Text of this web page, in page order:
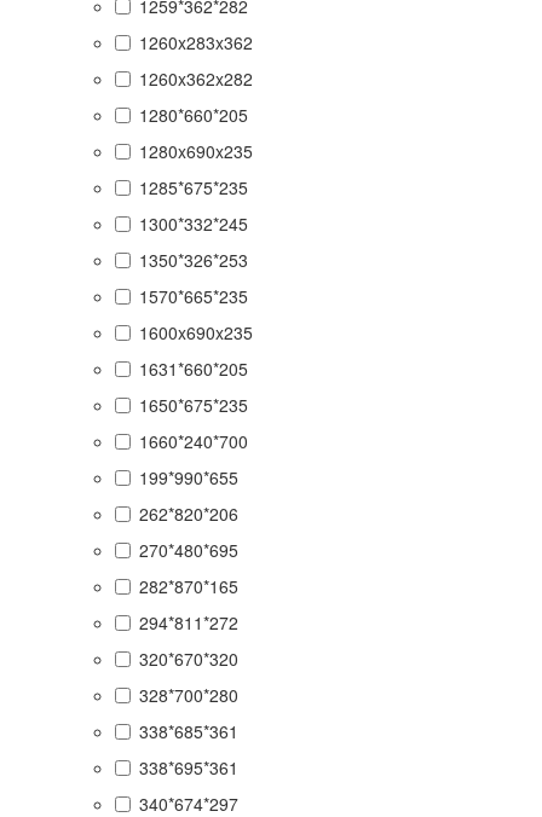
1259*362*282
1260x283x362
1260x362x282
1280*660*205
1280x690x235
1285*675*235
1300*332*245
1350*326*253
1570*665*235
1600x690x235
1631*660*205
1650*675*235
1660*240*700
199*990*655
262*820*206
270*480*695
282*870*165
294*811*272
320*670*320
328*700*280
338*685*361
338*695*361
340*674*297